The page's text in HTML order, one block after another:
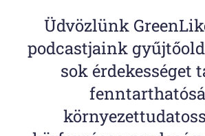
Üdvözlünk
podcastjaink
sok érdekességet